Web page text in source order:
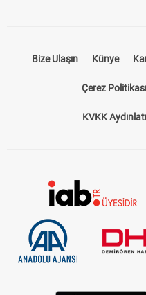
Bize Ulaşın Künye
Çerez Politikası
KVKK